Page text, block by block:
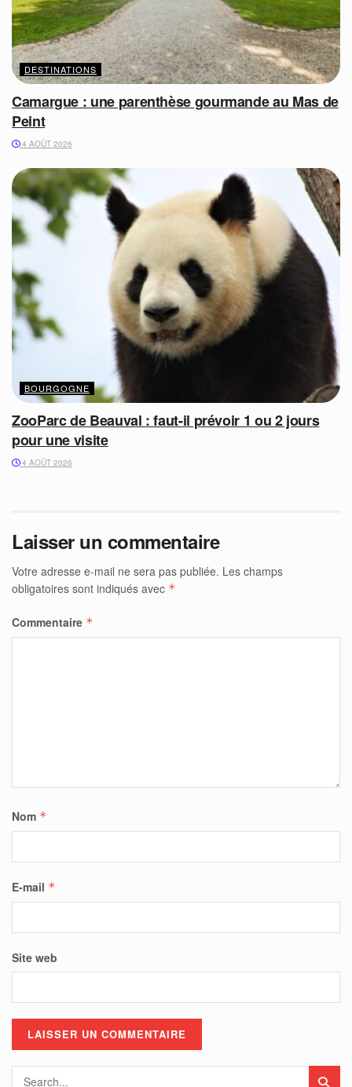
DESTINATIONS
Camargue : une parenthèse gourmande au Mas de
Peint
4 AOÛT 2026
BOURGOGNE
ZooParc de Beauval : faut-il prévoir 1 ou 2 jours
pour une visite
4 AOÛT 2026
Laisser un commentaire
Votre adresse e-mail ne sera pas publiée. Les champs
obligatoires sont indiqués avec *
Commentaire *
Nom *
E-mail *
Site web